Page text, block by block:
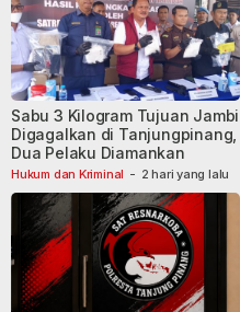
Hukum dan Kriminal - 2 hari yang lalu
Sabu 3 Kilogram Tujuan Jambi
Digagalkan di Tanjungpinang,
Dua Pelaku Diamankan